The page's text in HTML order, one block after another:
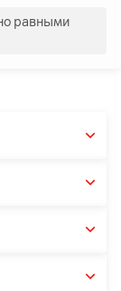
равными